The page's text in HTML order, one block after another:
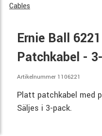
Cables
Ernie Ball
Patchkabel -
Artikelnummer 1106221
Platt patchkabel med
Säljes i 3-pack.